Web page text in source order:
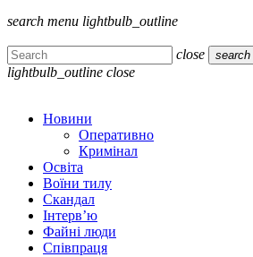
search menu lightbulb_outline
close search
lightbulb_outline close
Новини
Оперативно
Кримінал
Освіта
Воїни тилу
Скандал
Інтерв’ю
Файні люди
Співпраця